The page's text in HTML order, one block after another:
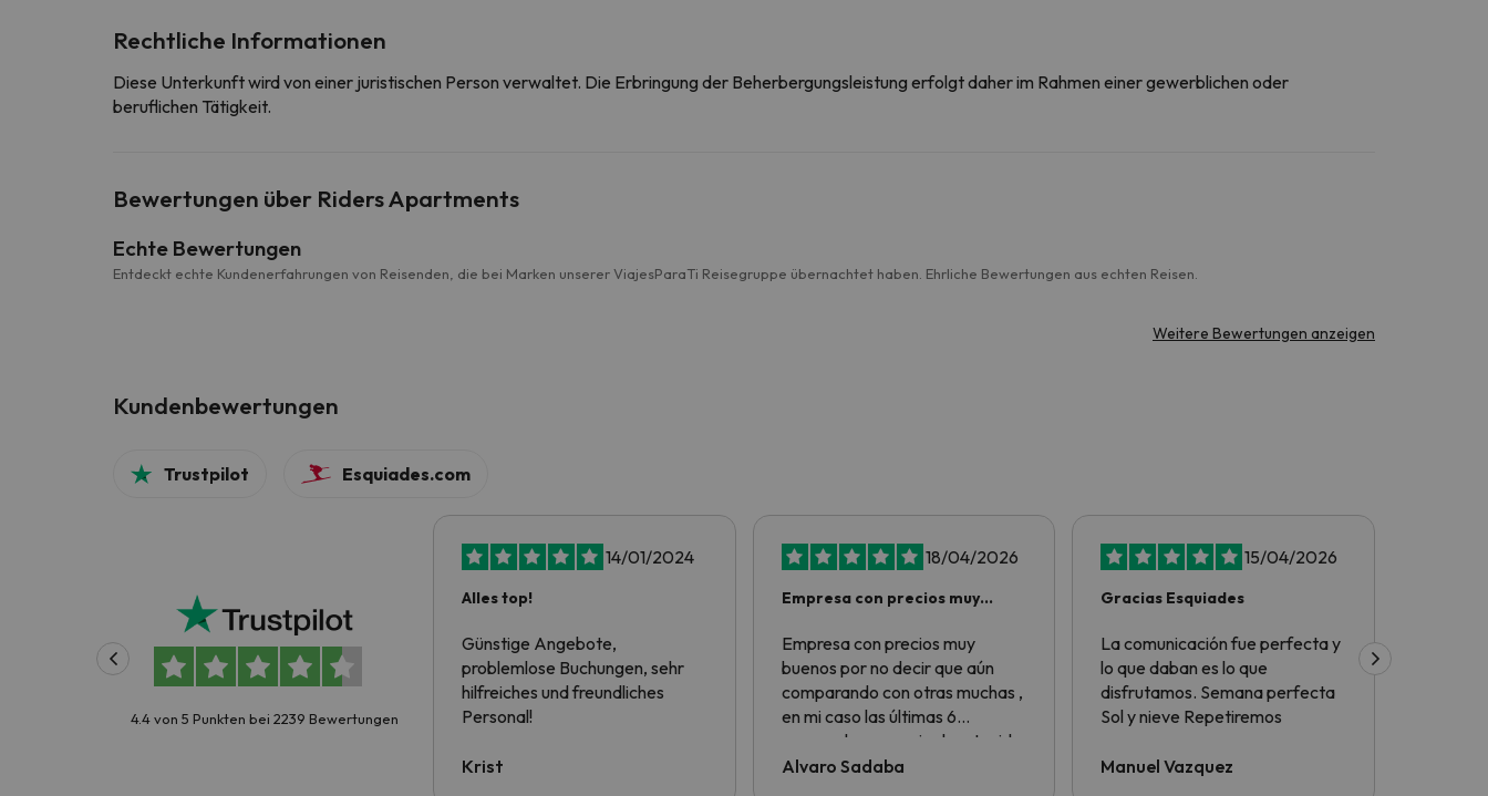
Rechtliche Informationen
Diese Unterkunft wird von einer juristischen Person verwaltet. Die Erbringung der Beherbergungsleistung erfolgt daher im Rahmen einer gewerblichen oder
beruflichen Tätigkeit.
Bewertungen über Riders Apartments
Echte Bewertungen
Entdeckt echte Kundenerfahrungen von Reisenden, die bei Marken unserer ViajesParaTi Reisegruppe übernachtet haben. Ehrliche Bewertungen aus echten Reisen.
Weitere Bewertungen anzeigen
Kundenbewertungen
Trustpilot Esquiades.com
4.4 von 5 Punkten bei 2239 Bewertungen
14/01/2024
Alles top!
Günstige Angebote,
problemlose Buchungen, sehr
hilfreiches und freundliches
Personal!
Krist
18/04/2026
Empresa con precios muy
Empresa con precios muy
buenos por no decir que aún
comparando con otras muchas ,
en mi caso las últimas 6
escapadas a esquiar han tenido
los precios más baratos de
Alvaro Sadaba
15/04/2026
Gracias Esquiades
La comunicación fue perfecta y
lo que daban es lo que
disfrutamos. Semana perfecta
Sol y nieve Repetiremos
Manuel Vazquez